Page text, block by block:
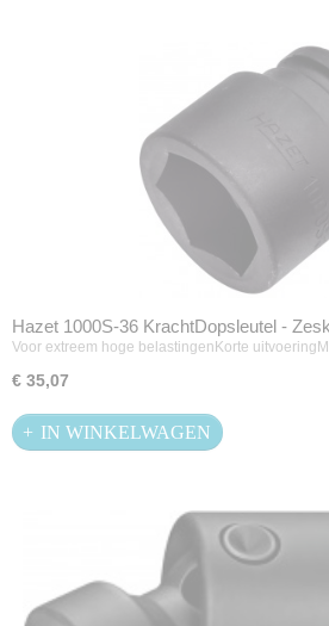
Hazet 1000S-36 KrachtDopsleutel -
Voor extreem hoge belastingenKorte
€ 35,07
IN WINKELWAGEN